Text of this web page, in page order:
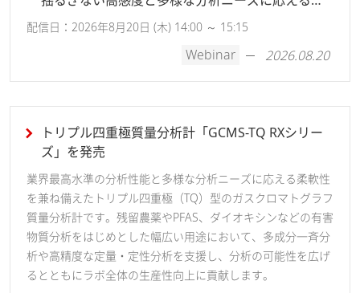
軟性
配信日：2026年8月20日 (木) 14:00 ～ 15:15
Webinar 2026.08.20
トリプル四重極質量分析計「GCMS-TQ RXシリー
ズ」を発売
業界最高水準の分析性能と多様な分析ニーズに応える柔軟性
を兼ね備えたトリプル四重極（TQ）型のガスクロマトグラフ
質量分析計です。残留農薬やPFAS、ダイオキシンなどの有害
物質分析をはじめとした幅広い用途において、多成分一斉分
析や高精度な定量・定性分析を支援し、分析の可能性を広げ
るとともにラボ全体の生産性向上に貢献します。